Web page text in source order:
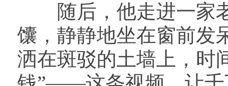
随后，他走进一家老
馕，静静地坐在窗前发
洒在斑驳的土墙上，时